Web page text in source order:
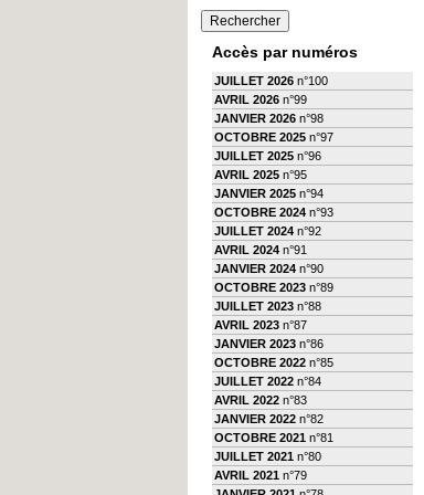
Accès par numéros
JUILLET 2026 n°100
AVRIL 2026 n°99
JANVIER 2026 n°98
OCTOBRE 2025 n°97
JUILLET 2025 n°96
AVRIL 2025 n°95
JANVIER 2025 n°94
OCTOBRE 2024 n°93
JUILLET 2024 n°92
AVRIL 2024 n°91
JANVIER 2024 n°90
OCTOBRE 2023 n°89
JUILLET 2023 n°88
AVRIL 2023 n°87
JANVIER 2023 n°86
OCTOBRE 2022 n°85
JUILLET 2022 n°84
AVRIL 2022 n°83
JANVIER 2022 n°82
OCTOBRE 2021 n°81
JUILLET 2021 n°80
AVRIL 2021 n°79